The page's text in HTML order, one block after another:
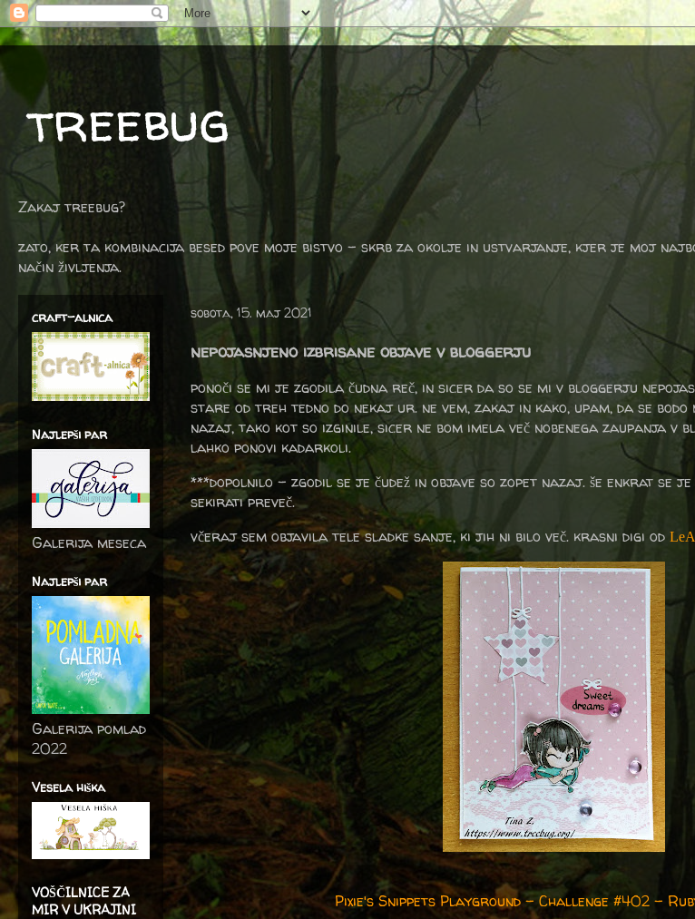
treebug
Zakaj treebug?
zato, ker ta kombinacija besed pove moje bistvo - skrb za okolje in ustvarjanje, kjer je moj
način življenja.
sobota, 15. maj 2021
nepojasnjeno izbrisane objave v bloggerju
ponoči se mi je zgodila čudna reč, in sicer da so se mi v bloggerju
stare od treh tedno do nekaj ur. ne vem, zakaj in kako, upam, da se bodo
nazaj, tako kot so izginile, sicer ne bom imela več nobenega zaupanja v
lahko ponovi kadarkoli.
***dopolnilo - zgodil se je čudež in objave so zopet nazaj. še enkrat se
sekirati preveč.
včeraj sem objavila tele sladke sanje, ki jih ni bilo več. krasni digi od
Pixie's Snippets Playground - Challenge #402 -
craft-alnica
Najlepši par
Galerija meseca
Najlepši par
Galerija pomlad
2022
Vesela hiška
VOŠČILNICE ZA
MIR V UKRAJINI